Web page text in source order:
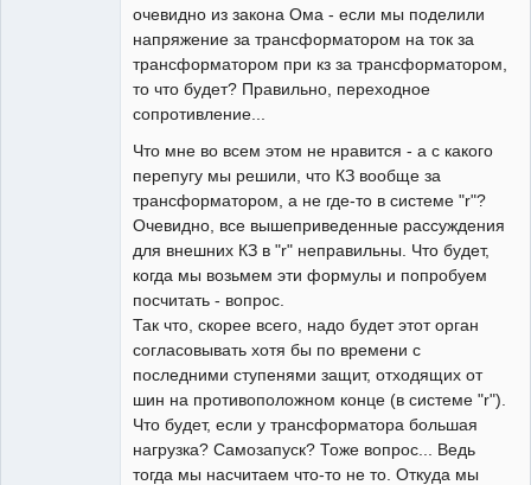
очевидно из закона Ома - если мы поделили
напряжение за трансформатором на ток за
трансформатором при кз за трансформатором,
то что будет? Правильно, переходное
сопротивление...
Что мне во всем этом не нравится - а с какого
перепугу мы решили, что КЗ вообще за
трансформатором, а не где-то в системе "r"?
Очевидно, все вышеприведенные рассуждения
для внешних КЗ в "r" неправильны. Что будет,
когда мы возьмем эти формулы и попробуем
посчитать - вопрос.
Так что, скорее всего, надо будет этот орган
согласовывать хотя бы по времени с
последними ступенями защит, отходящих от
шин на противоположном конце (в системе "r").
Что будет, если у трансформатора большая
нагрузка? Самозапуск? Тоже вопрос... Ведь
тогда мы насчитаем что-то не то. Откуда мы